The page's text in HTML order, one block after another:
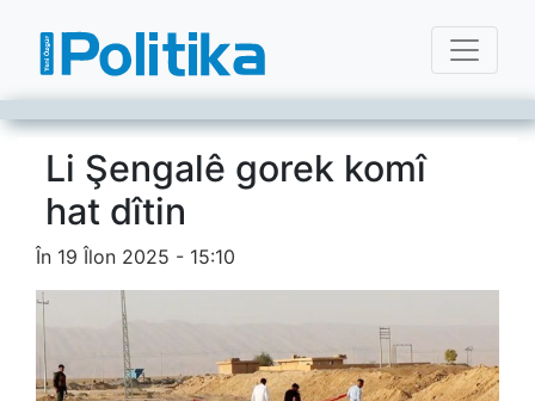
Li Şengalê gorek komî
hat dîtin
În 19 Îlon 2025 - 15:10